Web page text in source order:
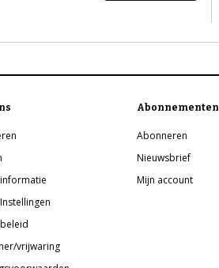
vrijwaring
Abonnementen
Abonneren
Nieuwsbrief
Mijn account